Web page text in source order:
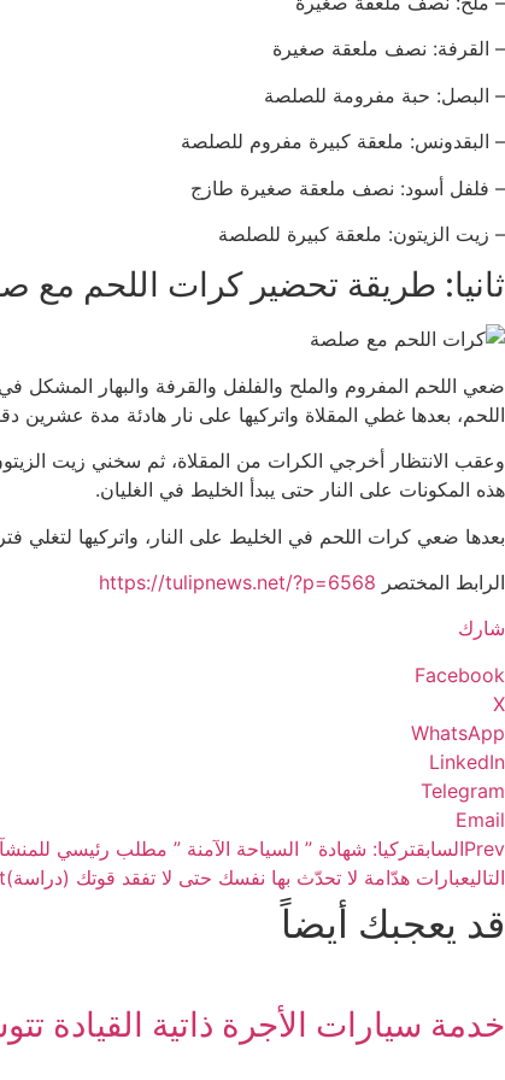
– القرفة: نصف ملعقة صغيرة
– البصل: حبة مفرومة للصلصة
– البقدونس: ملعقة كبيرة مفروم للصلصة
– فلفل أسود: نصف ملعقة صغيرة طازج
– زيت الزيتون: ملعقة كبيرة للصلصة
ثانيا: طريقة تحضير كرات اللحم مع
ضعي اللحم المفروم والملح والفلفل والقرفة والبهار
اللحم، بعدها غطي المقلاة واتركيها على نار هادئة مدة عشرين
وعقب الانتظار أخرجي الكرات من المقلاة، ثم سخني زيت
هذه المكونات على النار حتى يبدأ الخليط في الغليان.
بعدها ضعي كرات اللحم في الخليط على النار، واتركيها لتغلي
الرابط المختصر https://tulipnews.net/?p=6568
شارك
Facebook
X
WhatsApp
LinkedIn
Telegram
Email
Prevالسابقتركيا: شهادة ” السياحة الآمنة ” مطلب رئيسي
التاليعبارات هدّامة لا تحدّث بها نفسك حتى لا تفقد قوتك (دراسة)
قد يعجبك أيضاً
خدمة سيارات الأجرة ذاتية القيادة